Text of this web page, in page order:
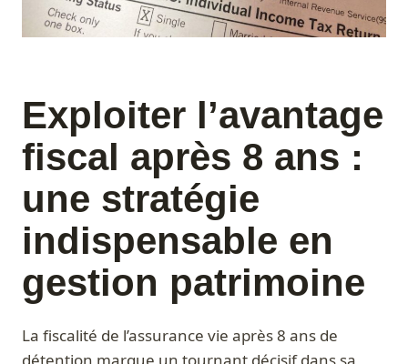
Exploiter l’avantage
fiscal après 8 ans :
une stratégie
indispensable en
gestion patrimoine
La fiscalité de l’assurance vie après 8 ans de